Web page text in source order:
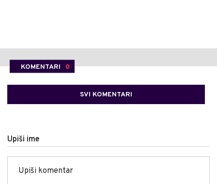
KOMENTARI 0
SVI KOMENTARI
Upiši ime